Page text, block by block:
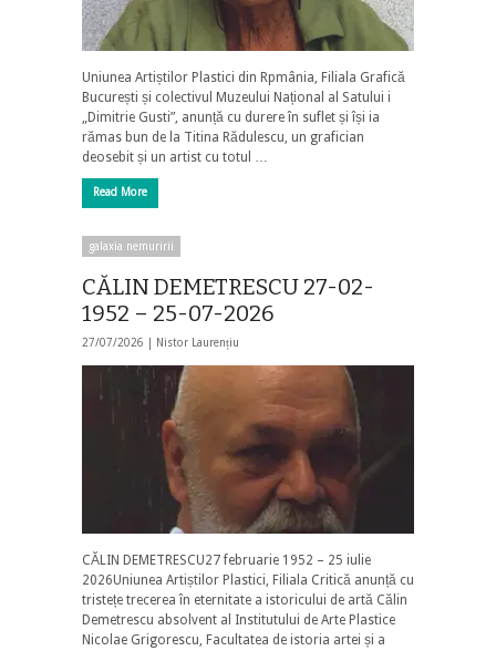
Uniunea Artiștilor Plastici din Rpmânia, Filiala Grafică
București și colectivul Muzeului Național al Satului i
„Dimitrie Gusti”, anunță cu durere în suflet și își ia
rămas bun de la Titina Rădulescu, un grafician
deosebit și un artist cu totul …
Read More
galaxia nemuririi
CĂLIN DEMETRESCU 27-02-
1952 – 25-07-2026
27/07/2026 | Nistor Laurențiu
CĂLIN DEMETRESCU27 februarie 1952 – 25 iulie
2026Uniunea Artiștilor Plastici, Filiala Critică anunță cu
tristețe trecerea în eternitate a istoricului de artă Călin
Demetrescu absolvent al Institutului de Arte Plastice
Nicolae Grigorescu, Facultatea de istoria artei și a